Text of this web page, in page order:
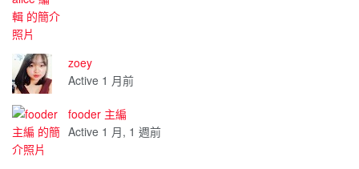
zoey
Active 1 月前
fooder 主編
Active 1 月, 1 週前